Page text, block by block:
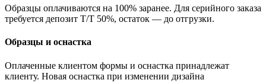
Образцы оплачиваются на 100% заранее. Для серийного заказа
требуется депозит T/T 50%, остаток — до отгрузки.
Образцы и оснастка
Оплаченные клиентом формы и оснастка принадлежат
клиенту. Новая оснастка при изменении дизайна